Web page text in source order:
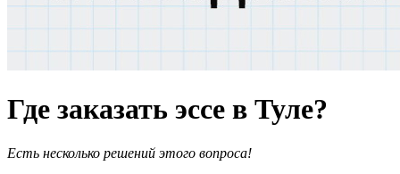
Где заказать эссе в Туле?
Есть несколько решений этого вопроса!